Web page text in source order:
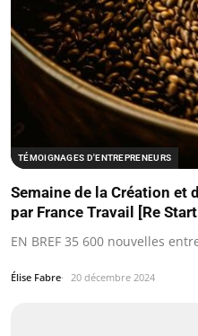
TÉMOIGNAGES D'ENTREPRENEURS
Semaine de la Création et
par France Travail [Re Start
EN BREF 35 600 nouvelles
Élise Fabre 20 décembre 2024